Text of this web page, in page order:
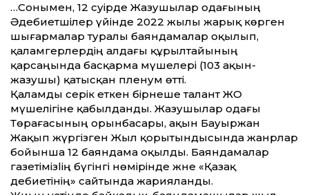
…Сонымен, 12 сәуірде Жазушылар одағының
Әдебиетшілер үйінде 2022 жылы жарық көрген
шығармалар туралы баяндамалар оқылып,
қаламгерлердің алдағы құрылтайының
қарсаңында басқарма мүшелері (103 ақын-
жазушы) қатысқан пленум өтті.
Қаламды серік еткен бірнеше талант ЖО
мүшелігіне қабылданды. Жазушылар одағы
Төраға­сы­ның орынбасары, ақын Бауыржан
Жақып жүргізген Жыл қоры­тындысында жанрлар
бойынша 12 баян­­­дама оқылды. Баяндамалар
газеті­міз­­lің бүгінгі нөмірінде және «Қазақ
әдебиетінің» сайтында жарияланды.